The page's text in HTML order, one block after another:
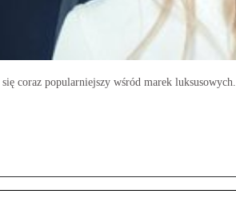
coraz popularniejszy wśród marek luksusowych.